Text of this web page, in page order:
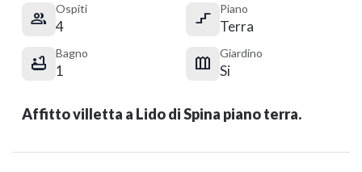
 Ospiti
4  Piano
Terra
 Bagno
1  Giardino
Si
Affitto villetta a Lido di Spina piano terra.